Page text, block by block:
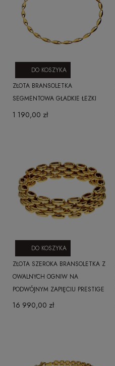
ZŁOTA BRANSOLETKA
SEGMENTOWA GŁADKIE ŁEZKI
1 190,00 zł
DO KOSZYKA
ZŁOTA SZEROKA BRANSOLETKA Z
OWALNYCH OGNIW NA
PODWÓJNYM ZAPIĘCIU PRESTIGE
16 990,00 zł
DO KOSZYKA